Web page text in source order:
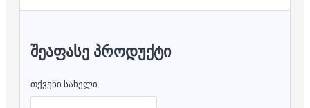
ᲨᲔᲐᲤᲐᲡᲔ ᲞᲠᲝᲓᲣᲥᲢᲘ
თქვენი სახელი